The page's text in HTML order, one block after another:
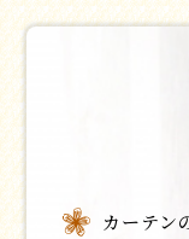
カーテン